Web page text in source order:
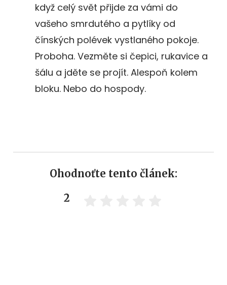
když celý svět přijde za vámi do
vašeho smrdutého a pytlíky od
čínských polévek vystlaného pokoje.
Proboha. Vezměte si čepici, rukavice a
šálu a jděte se projít. Alespoň kolem
bloku. Nebo do hospody.
Ohodnoťte tento článek:
2